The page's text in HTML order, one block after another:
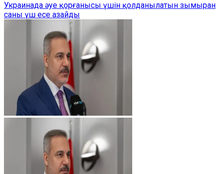
Украинада әуе қорғанысы үшін қолданылатын зымыран
саны үш есе азайды